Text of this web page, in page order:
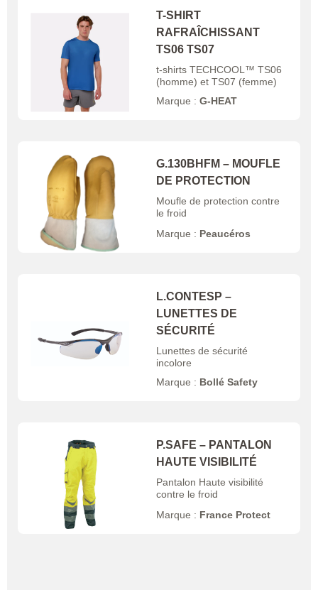
T-SHIRT
RAFRAÎCHISSANT
TS06 TS07
t-shirts TECHCOOL™ TS06
(homme) et TS07 (femme)
Marque :G-HEAT
G.130BHFM – MOUFLE
DE PROTECTION
Moufle de protection contre
le froid
Marque : Peaucéros
L.CONTESP –
LUNETTES DE
SÉCURITÉ
Lunettes de sécurité
incolore
Marque : Bollé Safety
P.SAFE – PANTALON
HAUTE VISIBILITÉ
Pantalon Haute visibilité
contre le froid
Marque : France Protect